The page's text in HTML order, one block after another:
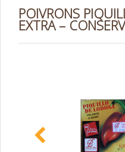
POIVRONS
EXTRA –